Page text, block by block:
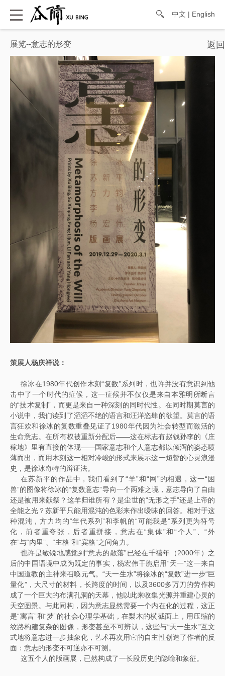
中文 | English
展览--意志的形变
策展人杨庆祥说：
徐冰在1980年代创作木刻“复数”系列时，也许并没有意识到他
击中了一个时代的症候，这一症候并不仅仅是来自本雅明所断言
的“技术复制”，而更是来自一种深刻的同时代性。在同时期莫言的
小说中，我们读到了滔滔不绝的语言和汪洋恣肆的欲望。莫言的语
言狂欢和徐冰的复数重叠见证了1980年代因为社会转型而激活的
生命意志。在所有权被重新分配后——这在标志有赵钱孙李的《庄
稼地》里有直接的体现——国家意志和个人意志都以倾泻的姿态喷
薄而出，而用木刻这一相对冷峻的形式来展示这一短暂的心灵浪漫
史，是徐冰奇特的辩证法。
在苏新平的作品中，我们看到了“羊”和“网”的相遇，这一“困
兽”的图像将徐冰的“复数意志”导向一个两难之境，意志导向了自由
还是被用来献祭？这羊归谁所有？是尘世的“无形之手”还是上帝的
全能之光？苏新平只能用混沌的色彩来作出暧昧的回答。相对于这
种混沌，方力均的“年代系列”和李帆的“可能我是”系列更为符号
化，前者重夸张，后者重拼接，意志在“集体”和“个人”、“外
在”与“内里”、“主格”和“宾格”之间角力。
也许是敏锐地感觉到“意志的散落”已经在千禧年（2000年）之
后的中国语境中成为既定的事实，杨宏伟干脆启用“天一”这一来自
中国道教的主神来召唤元气。“天一生水”将徐冰的“复数”进一步“巨
量化”，大尺寸的材料，长跨度的时间，以及3600多万刀的劳作构
成了一个巨大的布满孔洞的天幕，他以此来收集光源并重建心灵的
天空图景。与此同构，因为意志显然需要一个内在化的过程，这正
是“寓言”和“梦”的社会心理学基础，在梨木的横截面上，用压缩的
纹路构建复杂的图像，形变甚至不可辨认，这些与“天一生水”互文
式地将意志进一步抽象化，艺术再次用它的自主性创造了作者的反
面：意志的形变不可逆亦不可测。
这五个人的版画展，已然构成了一长段历史的隐喻和象征。